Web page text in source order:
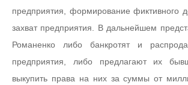
предприятия, формирование фиктивного
захват предприятия. В дальнейшем
Романенко либо банкротят и
предприятия, либо предлагают их
выкупить права на них за суммы от